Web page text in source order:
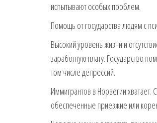
испытывают особых проблем.
Помощь от государства людям с
Высокий уровень жизни и
заработную плату. Государство
том числе депрессий.
Иммигрантов в Норвегии
обеспеченные приезжие или